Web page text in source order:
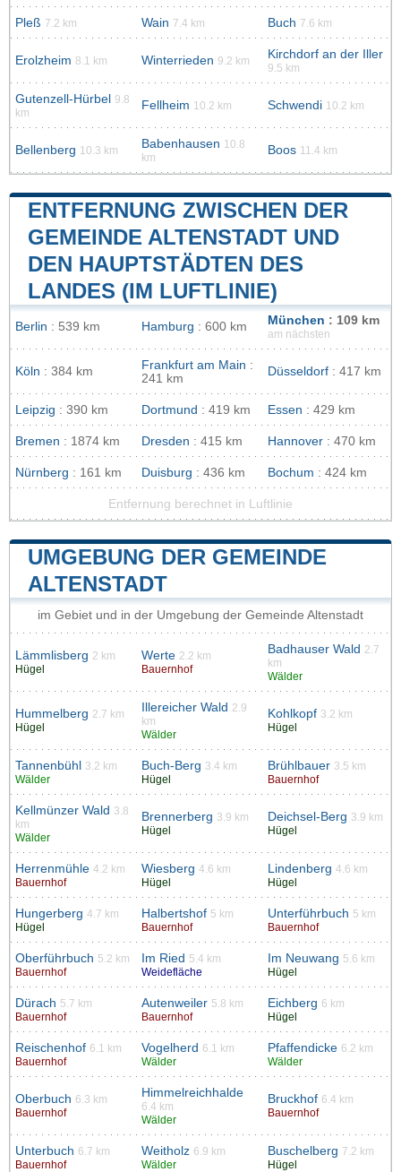
Pleß 7.2 km Wain 7.4 km Buch 7.6 km
Erolzheim 8.1 km Winterrieden 9.2 km Kirchdorf an der Iller
9.5 km
Gutenzell-Hürbel
9.8
km
Fellheim 10.2 km Schwendi 10.2 km
Bellenberg 10.3 km Babenhausen 10.8
km
Boos 11.4 km
ENTFERNUNG ZWISCHEN DER
GEMEINDE ALTENSTADT UND
DEN HAUPTSTÄDTEN DES
LANDES (IM LUFTLINIE)
Berlin : 539 km Hamburg : 600 km München : 109 km
am nächsten
Köln : 384 km Frankfurt am Main :
241 km
Düsseldorf : 417 km
Leipzig : 390 km Dortmund : 419 km Essen : 429 km
Bremen : 1874 km Dresden : 415 km Hannover : 470 km
Nürnberg : 161 km Duisburg : 436 km Bochum : 424 km
Entfernung berechnet in Luftlinie
UMGEBUNG DER GEMEINDE
ALTENSTADT
im Gebiet und in der Umgebung der Gemeinde Altenstadt
Lämmlisberg 2 km
Hügel
Werte 2.2 km
Bauernhof
Badhauser Wald 2.7
km
Wälder
Hummelberg 2.7 km
Hügel
Illereicher Wald 2.9
km
Wälder
Kohlkopf 3.2 km
Hügel
Tannenbühl
3.2 km
Wälder
Buch-Berg 3.4 km
Hügel
Brühlbauer 3.5 km
Bauernhof
Kellmünzer Wald 3.8
km
Wälder
Brennerberg 3.9 km
Hügel
Deichsel-Berg 3.9 km
Hügel
Herrenmühle 4.2 km
Bauernhof
Wiesberg 4.6 km
Hügel
Lindenberg 4.6 km
Hügel
Hungerberg 4.7 km
Hügel
Halbertshof 5 km
Bauernhof
Unterführbuch 5 km
Bauernhof
Oberführbuch 5.2 km
Bauernhof
Im Ried 5.4 km
Weidefläche
Im Neuwang 5.6 km
Hügel
Dürach 5.7 km
Bauernhof
Autenweiler 5.8 km
Bauernhof
Eichberg 6 km
Hügel
Reischenhof 6.1 km
Bauernhof
Vogelherd
6.1 km
Wälder
Pfaffendicke 6.2 km
Wälder
Oberbuch 6.3 km
Bauernhof
Himmelreichhalde
6.4 km
Wälder
Bruckhof 6.4 km
Bauernhof
Unterbuch 6.7 km
Bauernhof
Weitholz 6.9 km
Wälder
Buschelberg 7.2 km
Hügel